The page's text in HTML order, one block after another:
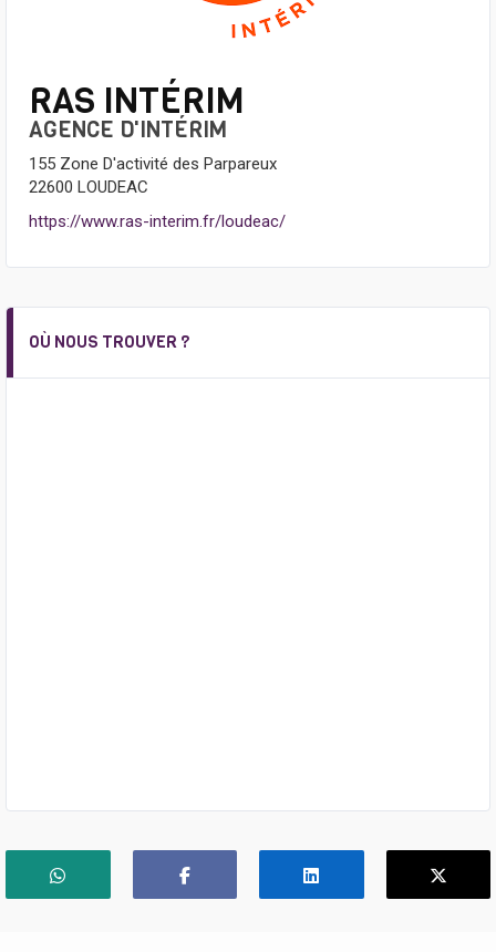
RAS INTÉRIM
AGENCE D'INTÉRIM
155 Zone D'activité des Parpareux
22600 LOUDEAC
https://www.ras-interim.fr/loudeac/
OÙ NOUS TROUVER ?